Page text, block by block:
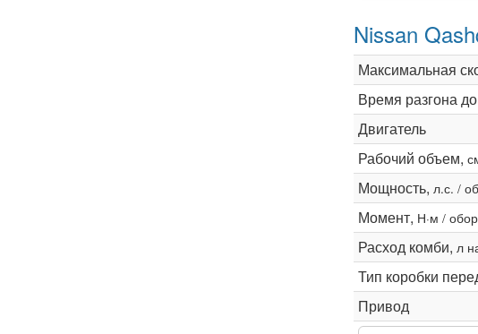
Nissan
Максимальная
Время разгона
Двигатель
Рабочий объем,
Мощность, л.с. /
Момент, Н·м /
Расход комби, л
Тип коробки
Привод